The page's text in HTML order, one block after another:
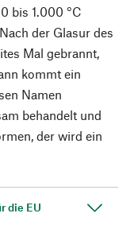
bis 1.000 °C
der Glasur des
Mal gebrannt,
kommt ein
Namen
behandelt und
der wird ein
die EU